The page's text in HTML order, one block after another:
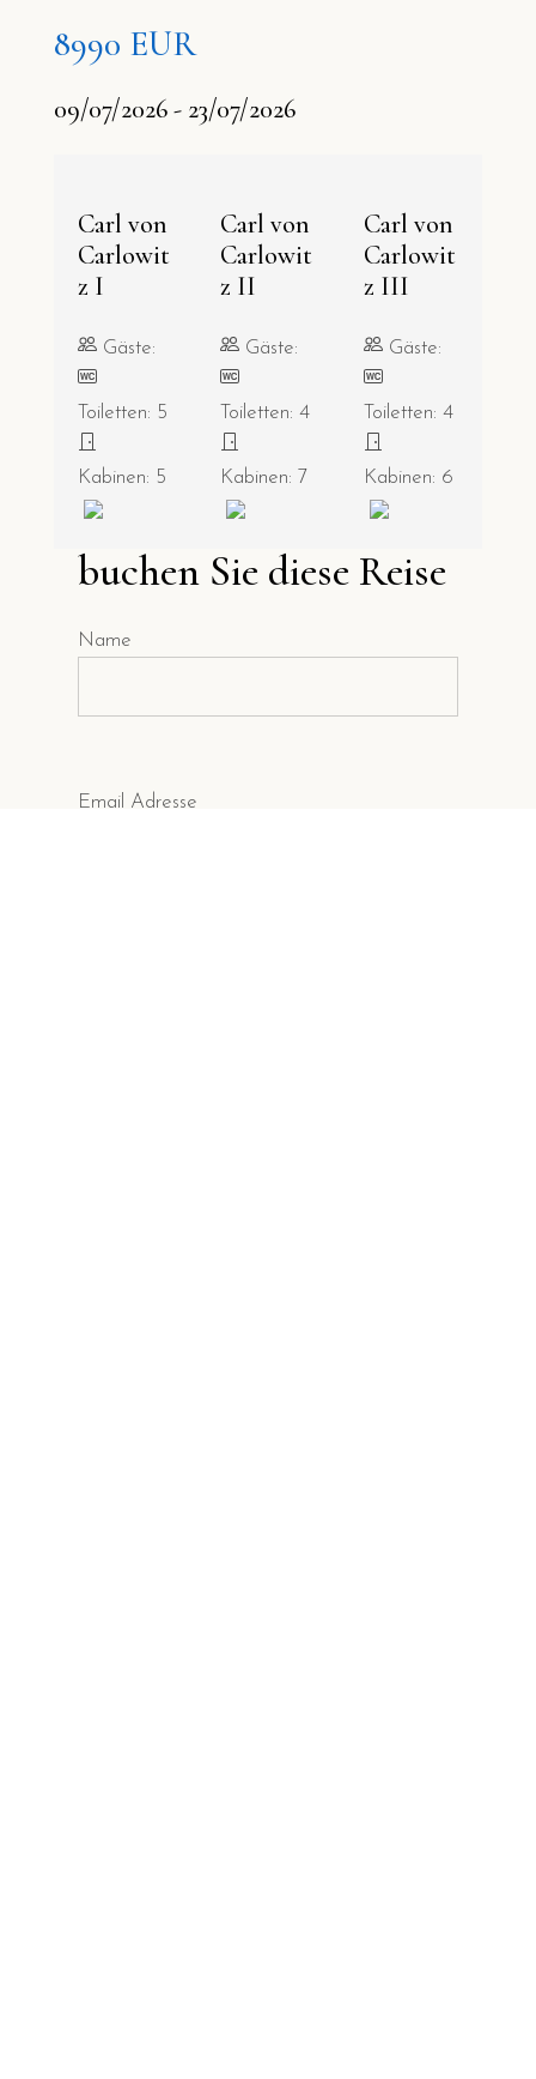
8990 EUR
09/07/2026 - 23/07/2026
Carl von
Carlowit
z I
Gäste:
Toiletten: 5
Kabinen: 5
Carl von
Carlowit
z II
Gäste:
Toiletten: 4
Kabinen: 7
Carl von
Carlowit
z III
Gäste:
Toiletten: 4
Kabinen: 6
buchen Sie diese Reise
Name
Email Adresse